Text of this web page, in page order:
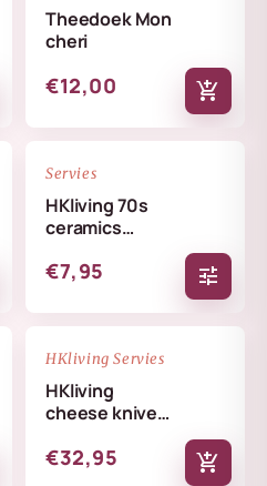
Theedoek Mon
cheri
€12,00 add_shopping_cart
Servies
HKliving 70s
ceramics
€7,95 tune
NIEUW
HKliving Servies
HKliving
cheese knives
€32,95 add_shopping_cart